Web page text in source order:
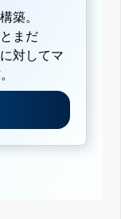
築。
まだ
対してマ